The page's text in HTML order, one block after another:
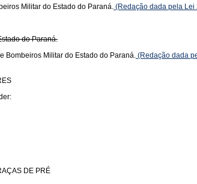
Militar do Estado do Paraná. (Redação dada pela
do Paraná.
Bombeiros Militar do Estado do Paraná. (Redação dada
DE PRÉ